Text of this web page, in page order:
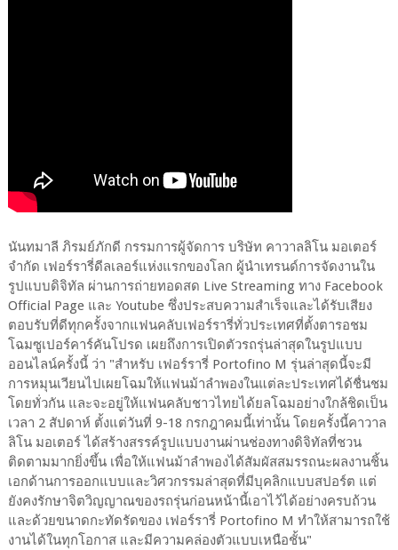
นันทมาลี ภิรมย์ภักดี กรรมการผู้จัดการ บริษัท คาวาลลิโน มอเตอร์
จำกัด เฟอร์รารี่ดีลเลอร์แห่งแรกของโลก ผู้นำเทรนด์การจัดงานใน
รูปแบบดิจิทัล ผ่านการถ่ายทอดสด Live Streaming ทาง Facebook
Official Page และ Youtube ซึ่งประสบความสำเร็จและได้รับเสียง
ตอบรับที่ดีทุกครั้งจากแฟนคลับเฟอร์รารี่ทั่วประเทศที่ตั้งตารอชม
โฉมซูเปอร์คาร์คันโปรด เผยถึงการเปิดตัวรถรุ่นล่าสุดในรูปแบบ
ออนไลน์ครั้งนี้ ว่า "สำหรับ เฟอร์รารี่ Portofino M รุ่นล่าสุดนี้จะมี
การหมุนเวียนไปเผยโฉมให้แฟนม้าลำพองในแต่ละประเทศได้ชื่นชม
โดยทั่วกัน และจะอยู่ให้แฟนคลับชาวไทยได้ยลโฉมอย่างใกล้ชิดเป็น
เวลา 2 สัปดาห์ ตั้งแต่วันที่ 9-18 กรกฎาคมนี้เท่านั้น โดยครั้งนี้คาวาล
ลิโน มอเตอร์ ได้สร้างสรรค์รูปแบบงานผ่านช่องทางดิจิทัลที่ชวน
ติดตามมากยิ่งขึ้น เพื่อให้แฟนม้าลำพองได้สัมผัสสมรรถนะผลงานชิ้น
เอกด้านการออกแบบและวิศวกรรมล่าสุดที่มีบุคลิกแบบสปอร์ต แต่
ยังคงรักษาจิตวิญญาณของรถรุ่นก่อนหน้านี้เอาไว้ได้อย่างครบถ้วน
และด้วยขนาดกะทัดรัดของ เฟอร์รารี่ Portofino M ทำให้สามารถใช้
งานได้ในทุกโอกาส และมีความคล่องตัวแบบเหนือชั้น"